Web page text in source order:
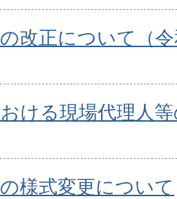
改正について（
ける現場代理人
様式変更について